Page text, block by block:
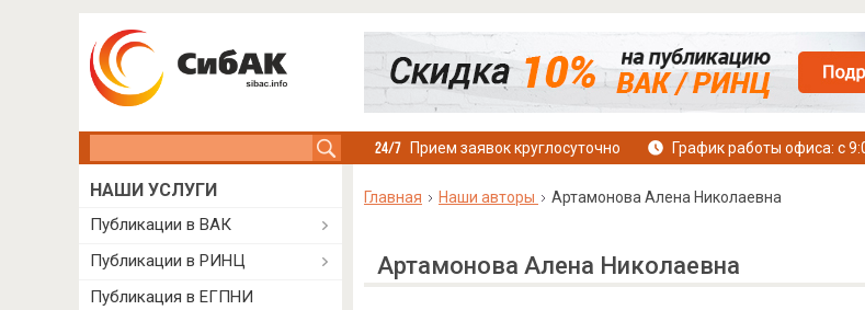
Прием заявок круглосуточно График работы офиса: с
Главная Наши авторы Артамонова Алена Николаевна
Артамонова Алена Николаевна
НАШИ УСЛУГИ
Публикации в ВАК
Публикации в РИНЦ
Публикация в ЕГПНИ